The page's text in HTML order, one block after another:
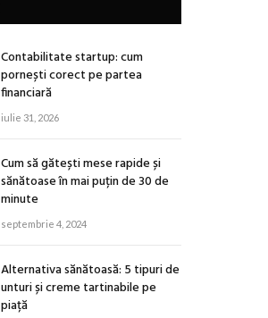
Contabilitate startup: cum
pornești corect pe partea
financiară
iulie 31, 2026
Cum să gătești mese rapide și
sănătoase în mai puțin de 30 de
minute
septembrie 4, 2024
Alternativa sănătoasă: 5 tipuri de
unturi și creme tartinabile pe
piață